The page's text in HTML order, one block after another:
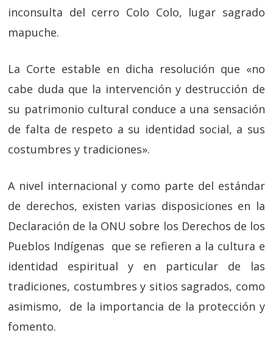
inconsulta del cerro Colo Colo, lugar sagrado
mapuche.
La Corte estable en dicha resolución que «no
cabe duda que la intervención y destrucción de
su patrimonio cultural conduce a una sensación
de falta de respeto a su identidad social, a sus
costumbres y tradiciones».
A nivel internacional y como parte del estándar
de derechos, existen varias disposiciones en la
Declaración de la ONU sobre los Derechos de los
Pueblos Indígenas que se refieren a la cultura e
identidad espiritual y en particular de las
tradiciones, costumbres y sitios sagrados, como
asimismo, de la importancia de la protección y
fomento.